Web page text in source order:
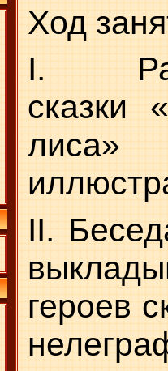
Ход
I.
сказки
лиса»
II.
героев